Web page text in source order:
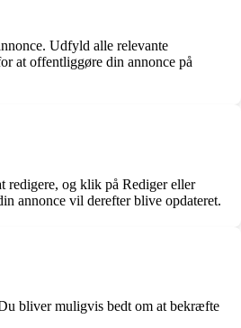
Udfyld alle relevante
at offentliggøre din annonce på
redigere, og klik på Rediger eller
annonce vil derefter blive opdateret.
bliver muligvis bedt om at bekræfte